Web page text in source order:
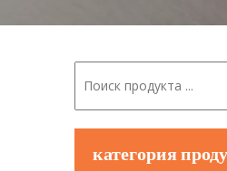
категория